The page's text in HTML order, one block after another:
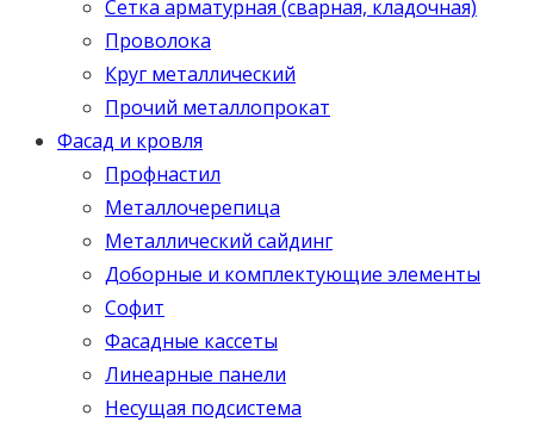
Сетка арматурная (сварная, кладочная)
Проволока
Круг металлический
Прочий металлопрокат
Фасад и кровля
Профнастил
Металлочерепица
Металлический сайдинг
Доборные и комплектующие элементы
Софит
Фасадные кассеты
Линеарные панели
Несущая подсистема